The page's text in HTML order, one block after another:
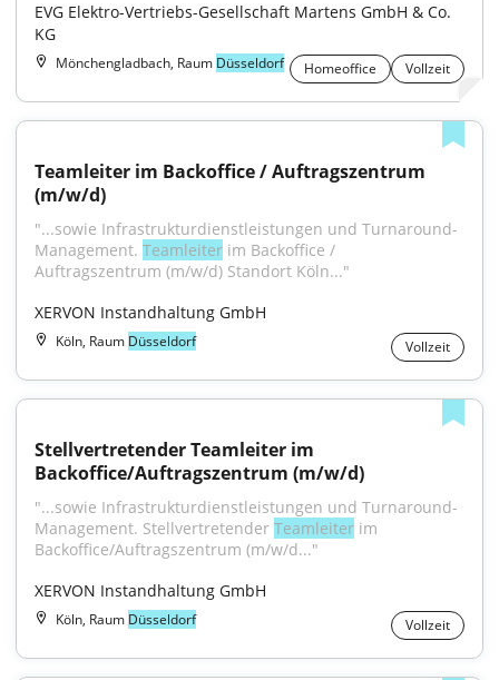
EVG Elektro-Vertriebs-Gesellschaft Martens GmbH & Co.
KG
Mönchengladbach, Raum Düsseldorf Homeoffice Vollzeit
Teamleiter im Backoffice / Auftragszentrum
(m/w/d)
"...sowie Infrastrukturdienstleistungen und Turnaround-
Management. Teamleiter im Backoffice /
Auftragszentrum (m/w/d) Standort Köln..."
XERVON Instandhaltung GmbH
Köln, Raum Düsseldorf Vollzeit
Stellvertretender Teamleiter im
Backoffice/Auftragszentrum (m/w/d)
"...sowie Infrastrukturdienstleistungen und Turnaround-
Management. Stellvertretender Teamleiter im
Backoffice/Auftragszentrum (m/w/d..."
XERVON Instandhaltung GmbH
Köln, Raum Düsseldorf Vollzeit